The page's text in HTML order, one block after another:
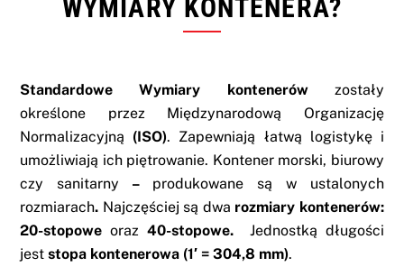
WYMIARY KONTENERA?
Standardowe Wymiary kontenerówzostały
określone przez Międzynarodową Organizację
Normalizacyjną (ISO). Zapewniają łatwą logistykę i
umożliwiają ich piętrowanie. Kontener morski, biurowy
czy sanitarny – produkowane są w ustalonych
rozmiarach. Najczęściej są dwa rozmiary kontenerów:
20-stopoweoraz 40-stopowe. Jednostką długości
jeststopa kontenerowa (1′ = 304,8 mm).